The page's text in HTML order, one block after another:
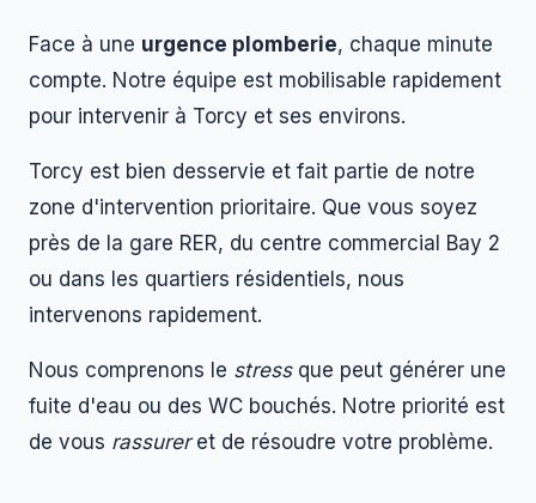
Face à une urgence plomberie, chaque minute
compte. Notre équipe est mobilisable rapidement
pour intervenir à Torcy et ses environs.
Torcy est bien desservie et fait partie de notre
zone d'intervention prioritaire. Que vous soyez
près de la gare RER, du centre commercial Bay 2
ou dans les quartiers résidentiels, nous
intervenons rapidement.
Nous comprenons le stressque peut générer une
fuite d'eau ou des WC bouchés. Notre priorité est
de vous rassureret de résoudre votre problème.